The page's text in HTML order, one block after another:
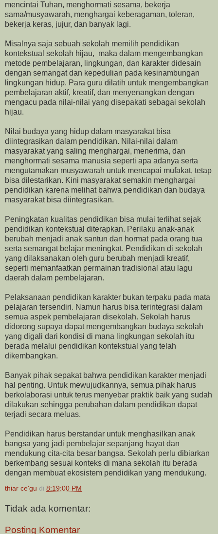
mencintai Tuhan, menghormati sesama, bekerja
sama/musyawarah, menghargai keberagaman, toleran,
bekerja keras, jujur, dan banyak lagi.
Misalnya saja sebuah sekolah memilih pendidikan
kontekstual sekolah hijau, maka dalam mengembangkan
metode pembelajaran, lingkungan, dan karakter didesain
dengan semangat dan kepedulian pada kesinambungan
lingkungan hidup. Para guru dilatih untuk mengembangkan
pembelajaran aktif, kreatif, dan menyenangkan dengan
mengacu pada nilai-nilai yang disepakati sebagai sekolah
hijau.
Nilai budaya yang hidup dalam masyarakat bisa
diintegrasikan dalam pendidikan. Nilai-nilai dalam
masyarakat yang saling menghargai, menerima, dan
menghormati sesama manusia seperti apa adanya serta
mengutamakan musyawarah untuk mencapai mufakat, tetap
bisa dilestarikan. Kini masyarakat semakin menghargai
pendidikan karena melihat bahwa pendidikan dan budaya
masyarakat bisa diintegrasikan.
Peningkatan kualitas pendidikan bisa mulai terlihat sejak
pendidikan kontekstual diterapkan. Perilaku anak-anak
berubah menjadi anak santun dan hormat pada orang tua
serta semangat belajar meningkat. Pendidikan di sekolah
yang dilaksanakan oleh guru berubah menjadi kreatif,
seperti memanfaatkan permainan tradisional atau lagu
daerah dalam pembelajaran.
Pelaksanaan pendidikan karakter bukan terpaku pada mata
pelajaran tersendiri. Namun harus bisa terintegrasi dalam
semua aspek pembelajaran disekolah. Sekolah harus
didorong supaya dapat mengembangkan budaya sekolah
yang digali dari kondisi di mana lingkungan sekolah itu
berada melalui pendidikan kontekstual yang telah
dikembangkan.
Banyak pihak sepakat bahwa pendidikan karakter menjadi
hal penting. Untuk mewujudkannya, semua pihak harus
berkolaborasi untuk terus menyebar praktik baik yang sudah
dilakukan sehingga perubahan dalam pendidikan dapat
terjadi secara meluas.
Pendidikan harus berstandar untuk menghasilkan anak
bangsa yang jadi pembelajar sepanjang hayat dan
mendukung cita-cita besar bangsa. Sekolah perlu dibiarkan
berkembang sesuai konteks di mana sekolah itu berada
dengan membuat ekosistem pendidikan yang mendukung.
thiar ce'gu di 8:19:00 PM
Tidak ada komentar:
Posting Komentar